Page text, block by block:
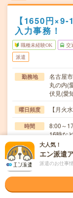
【1650円
入力事務！
職種未経験OK 交
派遣
勤務地
名古屋
丸の内(
伏見(愛
曜日頻度 【月火
時間
8:00～
16時な
期間 即日か
時給
時給
＋交通費
大人気！
エン派遣
派遣のお仕事